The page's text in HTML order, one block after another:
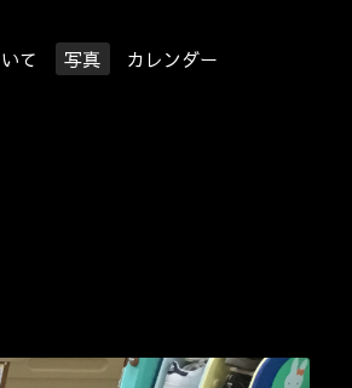
て 写真 カレンダー